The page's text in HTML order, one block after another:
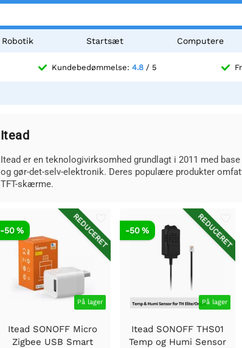
Robotik Startsæt Computere
Kundebedømmelse: 4.8 / 5
Itead
Itead er en teknologivirksomhed grundlagt i 2011 med
og gør-det-selv-elektronik. Deres populære produkter
TFT-skærme.
REDUCERET
På lager
-50 %
Itead SONOFF Micro
Zigbee USB Smart
REDUCERET
På lager
-50 %
Itead SONOFF THS01
Temp og Humi Sensor